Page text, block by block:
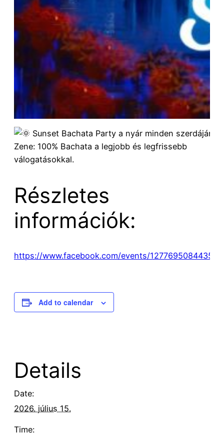
Sunset Bachata Party a nyár minden szerdáján!
Zene: 100% Bachata a legjobb és legfrissebb
válogatásokkal.
Részletes
információk:
https://www.facebook.com/events/
Add to calendar
Details
Date:
2026. július 15.
Time: